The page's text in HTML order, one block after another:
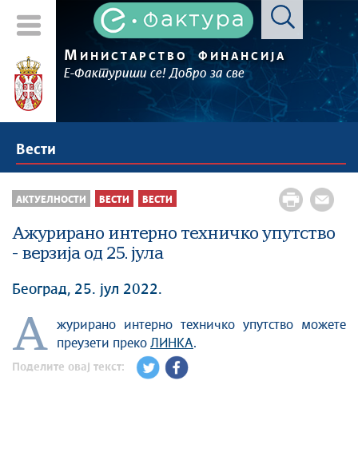
М ИНИСТАРСТВО ФИНАНСИЈА
Е-Фактуриши се! Добро за све
Вести
АКТУЕЛНОСТИ ВЕСТИ ВЕСТИ
Ажурирано интерно техничко упутство
- верзија од 25. јула
Београд, 25. јул 2022.
А
журирано интерно техничко упутство можете
преузети преко ЛИНКА.
Поделите овај текст: